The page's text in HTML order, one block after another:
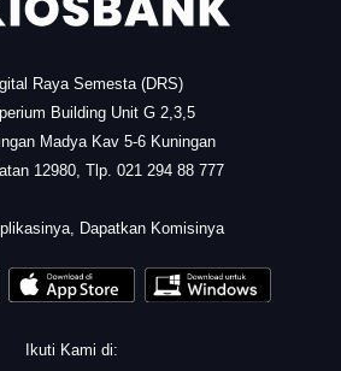
Raya Semesta (DRS)
Building Unit G 2,3,5
Madya Kav 5-6 Kuningan
12980, Tlp. 021 294 88 777
Dapatkan Komisinya
Ikuti Kami di: